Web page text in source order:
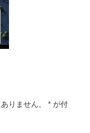
りません。 * が付